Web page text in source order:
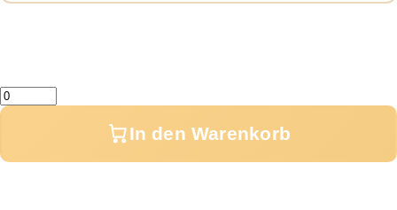
Menge
In den Warenkorb